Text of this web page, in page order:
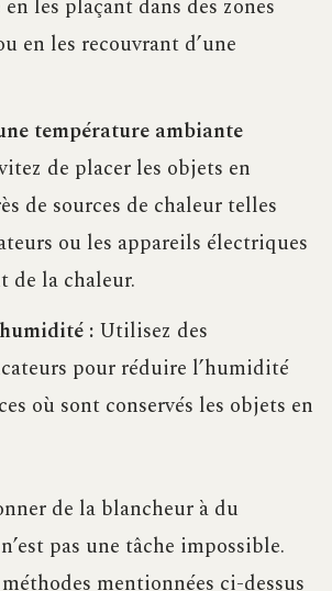
les plaçant dans des zones
en les recouvrant d’une
température ambiante
de placer les objets en
de sources de chaleur telles
ou les appareils électriques
de la chaleur.
:Utilisez des
pour réduire l’humidité
où sont conservés les objets en
de la blancheur à du
pas une tâche impossible.
mentionnées ci-dessus